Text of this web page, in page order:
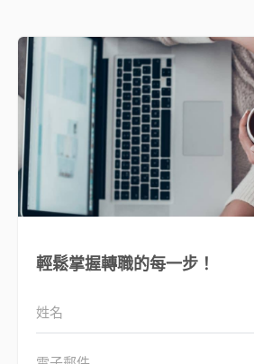
輕鬆掌握轉職的每一步！